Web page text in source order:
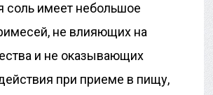
соль имеет небольшое
не влияющих на
и не оказывающих
при приеме в пищу,